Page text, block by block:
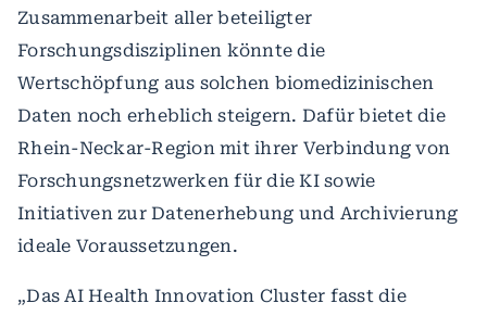
Zusammenarbeit aller beteiligter
Forschungsdisziplinen könnte die
Wertschöpfung aus solchen biomedizinischen
Daten noch erheblich steigern. Dafür bietet die
Rhein-Neckar-Region mit ihrer Verbindung von
Forschungsnetzwerken für die KI sowie
Initiativen zur Datenerhebung und Archivierung
ideale Voraussetzungen.
„Das AI Health Innovation Cluster fasst die